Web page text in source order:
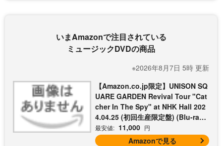
いまAmazonで注目されている
ミュージックDVDの商品
※2026年8月7日 5時 更新
【Amazon.co.jp限定】UNISON SQ
UARE GARDEN Revival Tour "Cat
cher In The Spy" at NHK Hall 202
4.04.25 (初回生産限定盤) (Blu-ray)
- UNISON SQUARE GARDEN (コッ
トン巾着付)
最安値: 11,000 円
Amazonで見る